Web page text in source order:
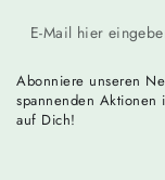
E-
hier
eingeben
Abonniere unseren
spannenden
auf Dich!